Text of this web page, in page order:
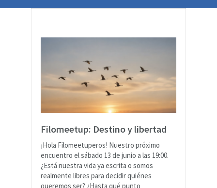
Filomeetup: Destino y libertad
¡Hola Filomeetuperos! Nuestro próximo
encuentro el sábado 13 de junio a las 19:00.
¿Está nuestra vida ya escrita o somos
realmente libres para decidir quiénes
queremos ser? ¿Hasta qué punto